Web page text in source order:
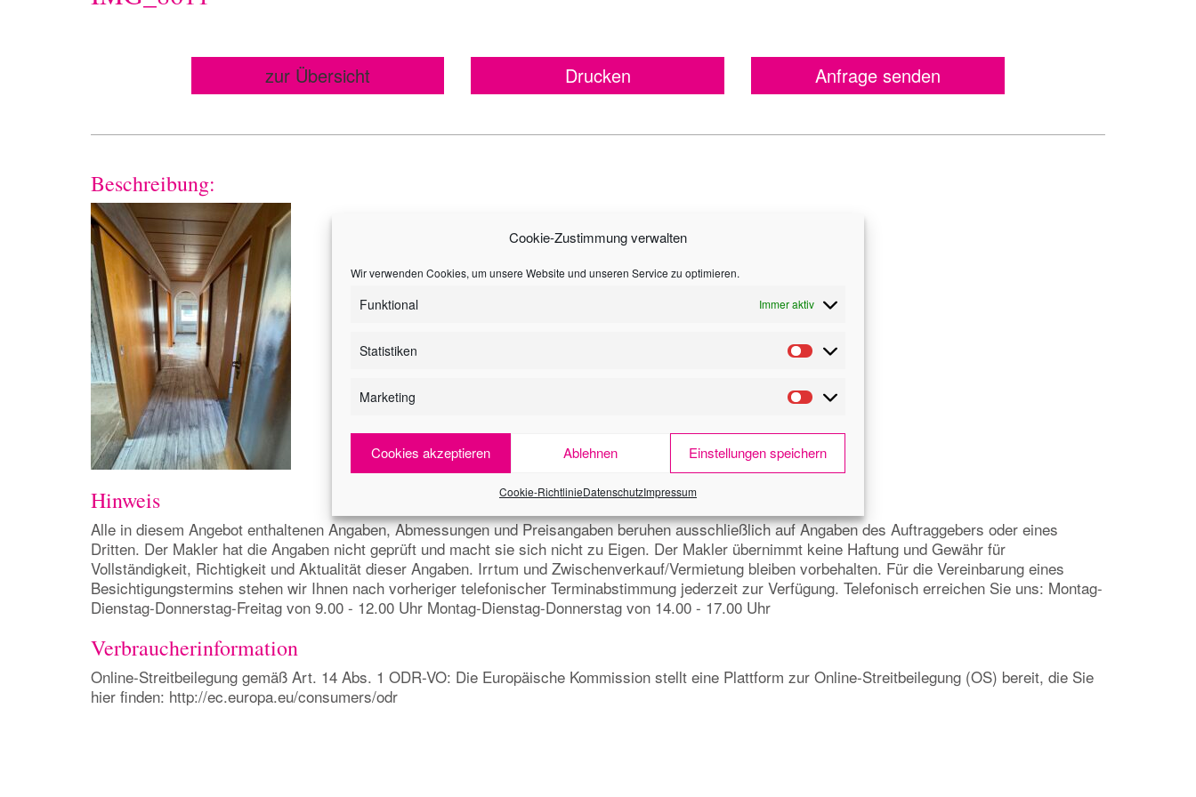
Cookie-Zustimmung verwalten
Wir verwenden Cookies, um unsere Website und unseren Service zu optimieren.
Funktional Immer aktiv
Statistiken
Marketing
Cookies akzeptieren Ablehnen Einstellungen speichern
Cookie-RichtlinieDatenschutzImpressum
zur Übersicht Drucken Anfrage senden
Beschreibung:
Hinweis
Alle in diesem Angebot enthaltenen Angaben, Abmessungen und Preisangaben beruhen ausschließlich auf Angaben des Auftraggebers oder eines
Dritten. Der Makler hat die Angaben nicht geprüft und macht sie sich nicht zu Eigen. Der Makler übernimmt keine Haftung und Gewähr für
Vollständigkeit, Richtigkeit und Aktualität dieser Angaben. Irrtum und Zwischenverkauf/Vermietung bleiben vorbehalten. Für die Vereinbarung eines
Besichtigungstermins stehen wir Ihnen nach vorheriger telefonischer Terminabstimmung jederzeit zur Verfügung. Telefonisch erreichen Sie uns: Montag-
Dienstag-Donnerstag-Freitag von 9.00 - 12.00 Uhr Montag-Dienstag-Donnerstag von 14.00 - 17.00 Uhr
Verbraucherinformation
Online-Streitbeilegung gemäß Art. 14 Abs. 1 ODR-VO: Die Europäische Kommission stellt eine Plattform zur Online-Streitbeilegung (OS) bereit, die Sie
hier finden: http://ec.europa.eu/consumers/odr